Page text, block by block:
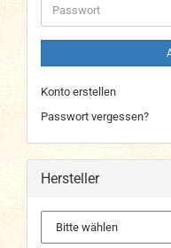
Passwort
Konto erstellen
Passwort vergessen?
Hersteller